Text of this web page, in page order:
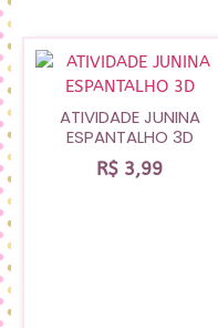
ATIVIDADE JUNINA
ESPANTALHO 3D
R$ 3,99